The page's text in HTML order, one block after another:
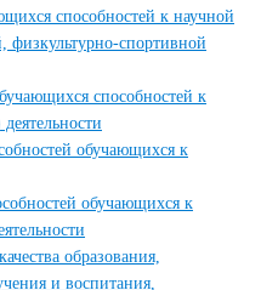
способностей к научной
физкультурно-спортивной
способностей к
обучающихся к
обучающихся к
образования,
и воспитания,